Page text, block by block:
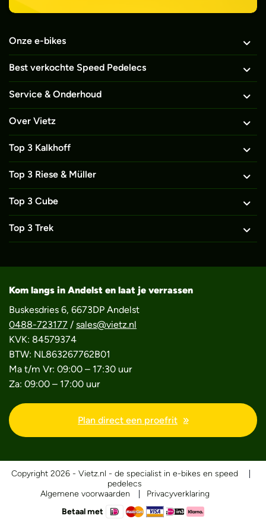
Onze e-bikes
Best verkochte Speed Pedelecs
Service & Onderhoud
Over Vietz
Top 3 Kalkhoff
Top 3 Riese & Müller
Top 3 Cube
Top 3 Trek
Kom langs in Andelst en laat je verrassen
Buskesdries 6, 6673DP Andelst
0488-723177 / sales@vietz.nl
KVK: 84579374
BTW: NL863267762B01
Ma t/m Vr: 09:00 – 17:30 uur
Za: 09:00 – 17:00 uur
Plan direct een proefrit
Copyright 2026 - Vietz.nl - de specialist in e-bikes en speed
pedelecs
Algemene voorwaarden
Privacyverklaring
Betaal met